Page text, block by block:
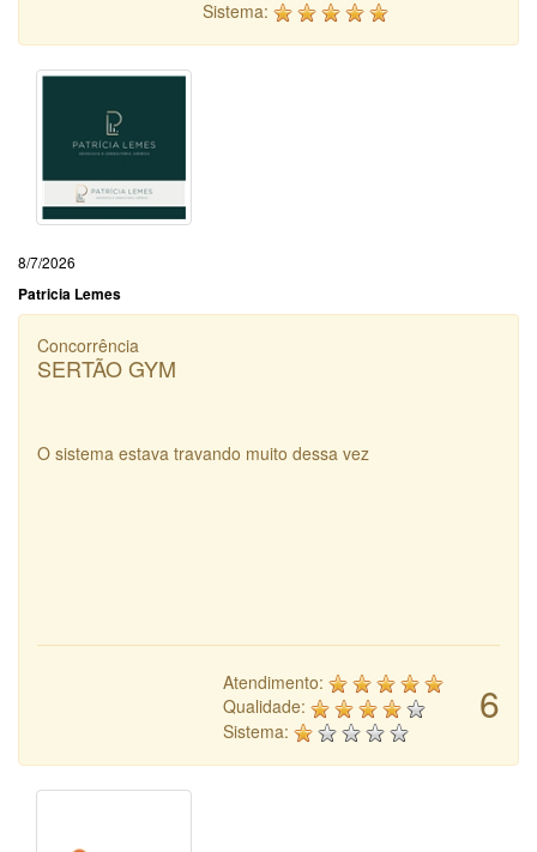
Sistema:
8/7/2026
Patricia Lemes
Concorrência
SERTÃO GYM
O sistema estava travando muito dessa vez
6
Atendimento:
Qualidade:
Sistema: